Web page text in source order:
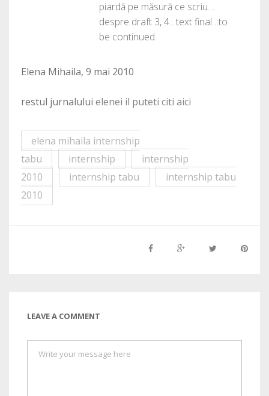
piardă pe măsură ce scriu…
despre draft 3, 4…text final…to
be continued.
Elena Mihaila, 9 mai 2010
restul jurnalului elenei il puteti citi aici
elena mihaila internship
tabu
internship
internship
2010
internship tabu
internship tabu
2010
LEAVE A COMMENT